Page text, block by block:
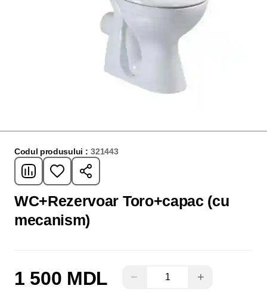
Codul produsului : 321443
WC+Rezervoar Toro+capac (cu
mecanism)
1 500 MDL − +